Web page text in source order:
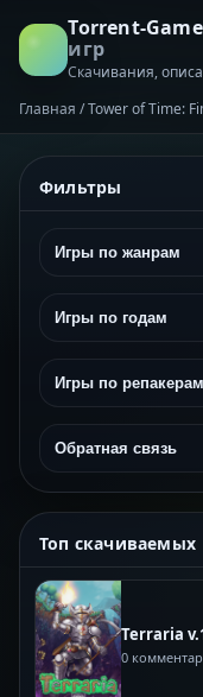
Torrent-Game
игр
Скачивания,
Главная /Tower of Time:
Фильтры
Игры по жанрам
Игры по годам
Игры по репакерам
Обратная связь
Топ скачиваемых
Terraria
0